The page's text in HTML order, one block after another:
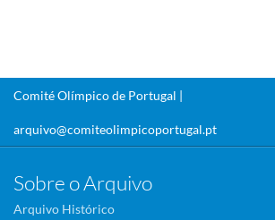
Comité Olímpico de Portugal |
arquivo@comiteolimpicoportugal.pt
Sobre o Arquivo
Arquivo Histórico